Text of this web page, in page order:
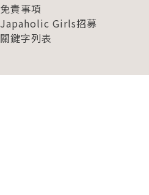
免責事項
Japaholic Girls招募
關鍵字列表